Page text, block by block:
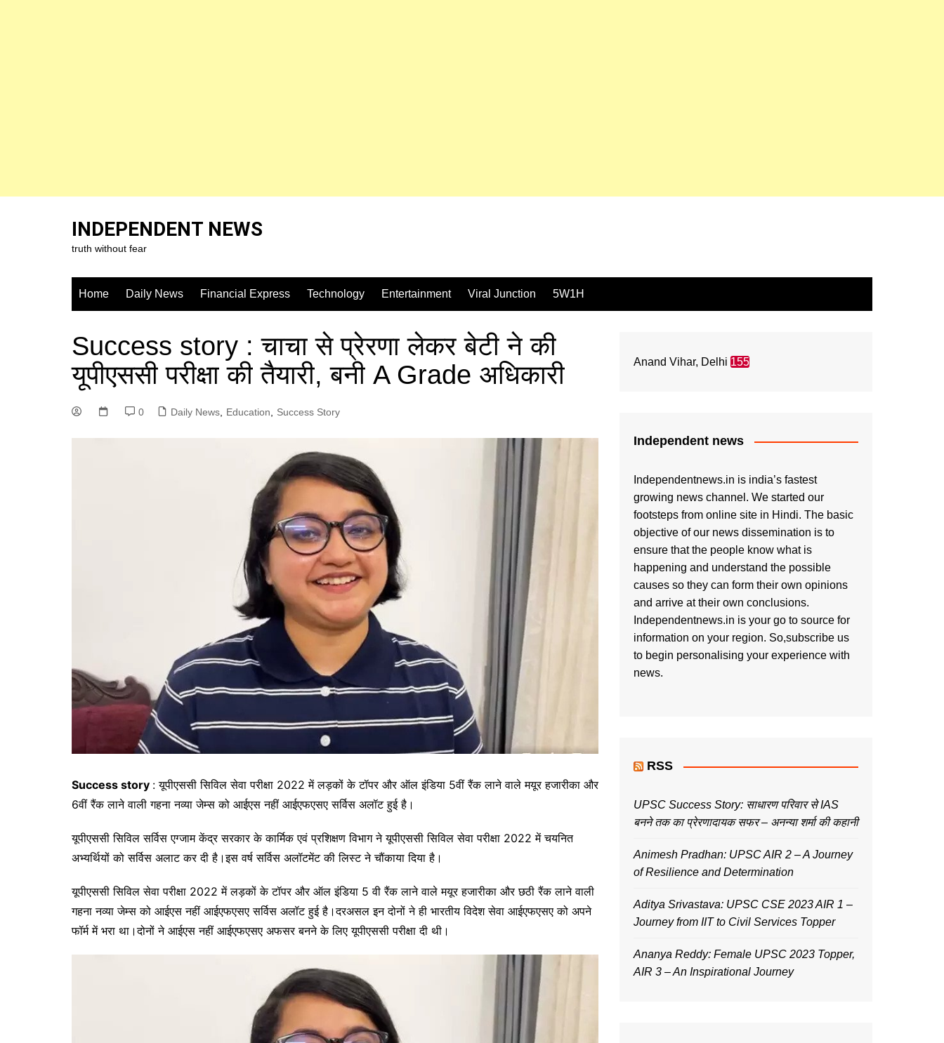
INDEPENDENT NEWS
truth without fear
Home Daily News Financial Express Technology Entertainment Viral Junction 5W1H
Success story : चाचा से प्रेरणा लेकर बेटी ने की
यूपीएससी परीक्षा की तैयारी, बनी A Grade अधिकारी
0 Daily News Education Success Story
Success story : यूपीएससी सिविल सेवा परीक्षा 2022 में लड़कों के टॉपर और ऑल इंडिया 5वीं रैंक लाने वाले मयूर हजारीका और
6वीं रैंक लाने वाली गहना नव्या जेम्स को आईएस नहीं आईएफएसए सर्विस अलॉट हुई है।
यूपीएससी सिविल सर्विस एग्जाम केंद्र सरकार के कार्मिक एवं प्रशिक्षण विभाग ने यूपीएससी सिविल सेवा परीक्षा 2022 में चयनित
अभ्यर्थियों को सर्विस अलाट कर दी है।इस वर्ष सर्विस अलॉटमेंट की लिस्ट ने चौंकाया दिया है।
यूपीएससी सिविल सेवा परीक्षा 2022 में लड़कों के टॉपर और ऑल इंडिया 5 वी रैंक लाने वाले मयूर हजारीका और छठी रैंक लाने वाली
गहना नव्या जेम्स को आईएस नहीं आईएफएसए सर्विस अलॉट हुई है।दरअसल इन दोनों ने ही भारतीय विदेश सेवा आईएफएसए को अपने
फॉर्म में भरा था।दोनों ने आईएस नहीं आईएफएसए अफसर बनने के लिए यूपीएससी परीक्षा दी थी।
Anand Vihar, Delhi 155
Independent news
Independentnews.in is india’s fastest
growing news channel. We started our
footsteps from online site in Hindi. The basic
objective of our news dissemination is to
ensure that the people know what is
happening and understand the possible
causes so they can form their own opinions
and arrive at their own conclusions.
Independentnews.in is your go to source for
information on your region. So,subscribe us
to begin personalising your experience with
news.
RSS
UPSC Success Story: साधारण परिवार से IAS
बनने तक का प्रेरणादायक सफर – अनन्या शर्मा की कहानी
Animesh Pradhan: UPSC AIR 2 – A Journey
of Resilience and Determination
Aditya Srivastava: UPSC CSE 2023 AIR 1 –
Journey from IIT to Civil Services Topper
Ananya Reddy: Female UPSC 2023 Topper,
AIR 3 – An Inspirational Journey